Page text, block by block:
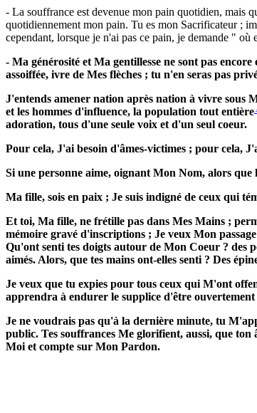
- La souffrance est devenue mon pain quotidien, mais
quotidiennement mon pain. Tu es mon Sacrificateur ;
cependant, lorsque je n'ai pas ce pain, je demande " où
- Ma générosité et Ma gentillesse ne sont pas
assoiffée, ivre de Mes flèches ; tu n'en seras pas
J'entends amener nation après nation à vivre sous
et les hommes d'influence, la population tout entière
adoration, tous d'une seule voix et d'un seul coeur.
Pour cela, J'ai besoin d'âmes-victimes ; pour cela,
Si une personne aime, oignant Mon Nom, alors
Ma fille, sois en paix ; Je suis indigné de ceux qui
Et toi, Ma fille, ne frétille pas dans Mes Mains ;
mémoire gravé d'inscriptions ; Je veux Mon
Qu'ont senti tes doigts autour de Mon Coeur ? des
aimés. Alors, que tes mains ont-elles senti ? Des
Je veux que tu expies pour tous ceux qui M'ont
apprendra à endurer le supplice d'être
Je ne voudrais pas qu'à la dernière minute, tu
public. Tes souffrances Me glorifient, aussi, que
Moi et compte sur Mon Pardon.